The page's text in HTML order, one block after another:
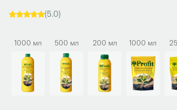
(5.0)
1000 мл 500 мл 200 мл 1000 мл